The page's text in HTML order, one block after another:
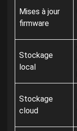
Mises à jour
firmware
Stockage
local
Stockage
cloud